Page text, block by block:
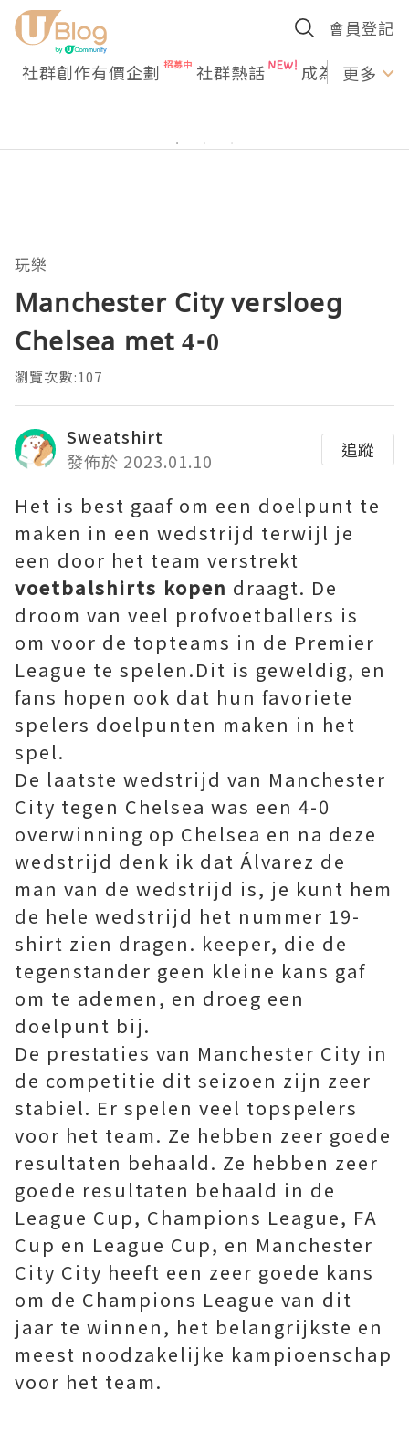
會員登記
社群創作有價企劃 社群熱話 成為U更多
玩樂
Manchester City versloeg
Chelsea met 4-0
瀏覽次數:107
Sweatshirt
發佈於 2023.01.10
追蹤
Het is best gaaf om een ​​doelpunt te
maken in een wedstrijd terwijl je
een door het team verstrekt
voetbalshirts kopen draagt. De
droom van veel profvoetballers is
om voor de topteams in de Premier
League te spelen.Dit is geweldig, en
fans hopen ook dat hun favoriete
spelers doelpunten maken in het
spel.
De laatste wedstrijd van Manchester
City tegen Chelsea was een 4-0
overwinning op Chelsea en na deze
wedstrijd denk ik dat Álvarez de
man van de wedstrijd is, je kunt hem
de hele wedstrijd het nummer 19-
shirt zien dragen. keeper, die de
tegenstander geen kleine kans gaf
om te ademen, en droeg een
doelpunt bij.
De prestaties van Manchester City in
de competitie dit seizoen zijn zeer
stabiel. Er spelen veel topspelers
voor het team. Ze hebben zeer goede
resultaten behaald. Ze hebben zeer
goede resultaten behaald in de
League Cup, Champions League, FA
Cup en League Cup, en Manchester
City City heeft een zeer goede kans
om de Champions League van dit
jaar te winnen, het belangrijkste en
meest noodzakelijke kampioenschap
voor het team.